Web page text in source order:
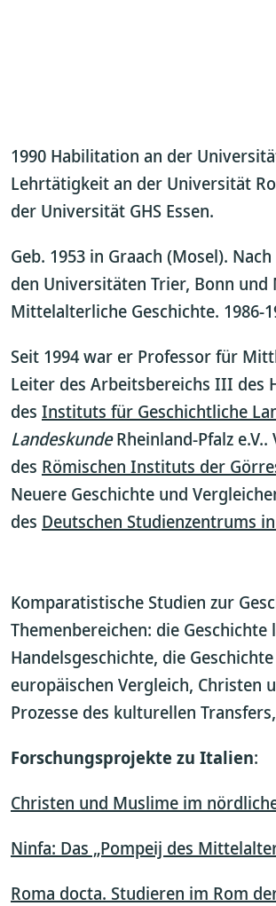
1990 Habilitation an der
Lehrtätigkeit an der Universität
der Universität GHS Essen.
Geb. 1953 in Graach (Mosel).
den Universitäten Trier, Bonn
Mittelalterliche Geschichte. 1986-
Seit 1994 war er Professor für
Leiter des Arbeitsbereichs III des
des Instituts für Geschichtliche
LandeskundeRheinland-Pfalz
des Römischen Instituts der
Neuere Geschichte und
des Deutschen Studienzentrums
Komparatistische Studien zur
Themenbereichen: die
Handelsgeschichte, die
europäischen Vergleich, Christen
Prozesse des kulturellen
Forschungsprojekte zu Italien:
Christen und Muslime im
Ninfa: Das „Pompeij des
Roma docta. Studieren im Rom